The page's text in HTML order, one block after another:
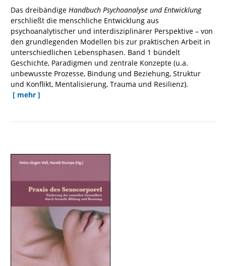
Das dreibändige Handbuch Psychoanalyse und Entwicklung
erschließt die menschliche Entwicklung aus
psychoanalytischer und interdisziplinärer Perspektive – von
den grundlegenden Modellen bis zur praktischen Arbeit in
unterschiedlichen Lebensphasen. Band 1 bündelt
Geschichte, Paradigmen und zentrale Konzepte (u.a.
unbewusste Prozesse, Bindung und Beziehung, Struktur
und Konflikt, Mentalisierung, Trauma und Resilienz).
[ mehr ]